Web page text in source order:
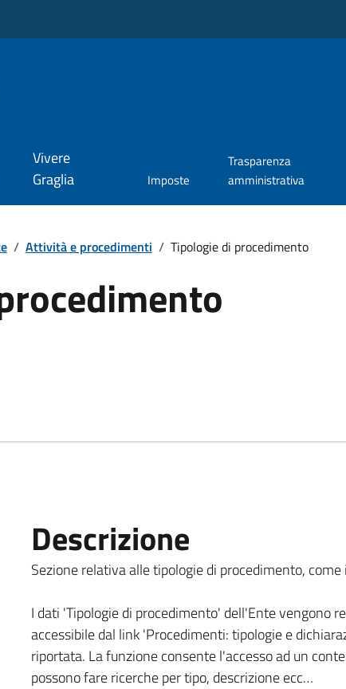
Vivere
Graglia
Imposte
Trasparenza
amministrativa
/ Attività e procedimenti / Tipologie di procedimento
Descrizione
Sezione relativa alle tipologie di procedimento,
I dati 'Tipologie di procedimento' dell'Ente vengono
accessibile dal link 'Procedimenti: tipologie e
riportata. La funzione consente l'accesso ad un
possono fare ricerche per tipo, descrizione ecc…